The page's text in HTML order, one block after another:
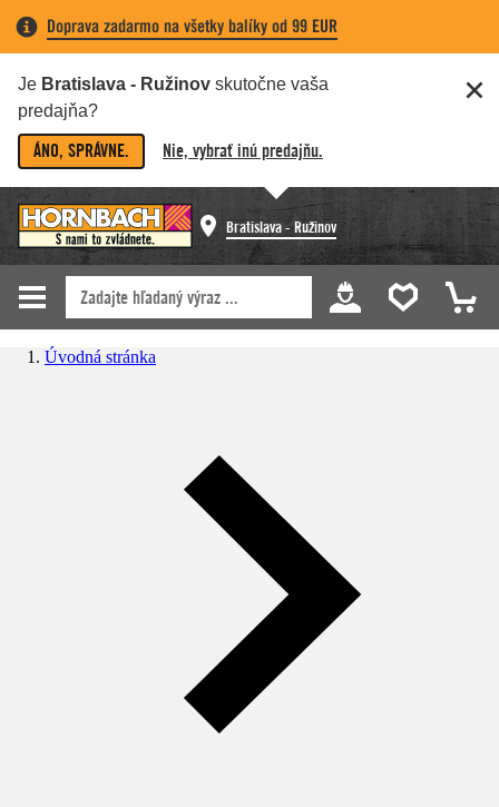
Doprava zadarmo na všetky balíky od 99 EUR
Je Bratislava - Ružinov skutočne vaša
predajňa?
ÁNO, SPRÁVNE. Nie, vybrať inú predajňu.
Bratislava - Ružinov
Úvodná stránka